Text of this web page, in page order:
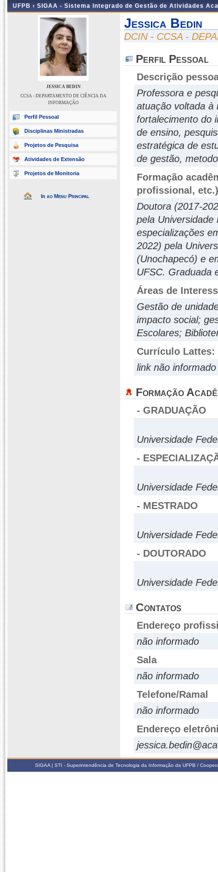
UFPB › SIGAA - Sistema Integrado de Gestão de Atividades
JESSICA BEDIN
CCSA - DEPARTAMENTO DE CIÊNCIA DA
INFORMAÇÃO
Perfil Pessoal
Disciplinas Ministradas
Projetos de Pesquisa
Atividades de Extensão
Projetos de Monitoria
Ir ao Menu Principal
Jessica Bedin
DCIN - CCSA -
Perfil Pessoal
Descrição
Professora e
atuação voltada à
fortalecimento do
de ensino,
estratégica de
de gestão,
Formação
profissional, etc.)
Doutora (2017-
pela
especializações
2022) pela
(Unochapecó) e
UFSC. Graduada
Áreas de
Gestão de
impacto social;
Escolares;
Currículo Lattes:
link não informado
Formação
- GRADUAÇÃO
Universidade
-
Universidade
- MESTRADO
Universidade
- DOUTORADO
Universidade
Contatos
Endereço
não informado
Sala
não informado
Telefone/Ramal
não informado
Endereço
SIGAA | STI - Superintendência de Tecnologia da Informação da UFPB /